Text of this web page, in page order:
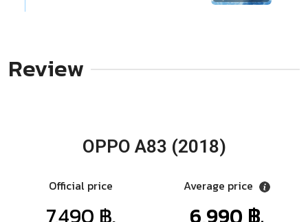
Review
OPPO A83 (2018)
Official price Average price